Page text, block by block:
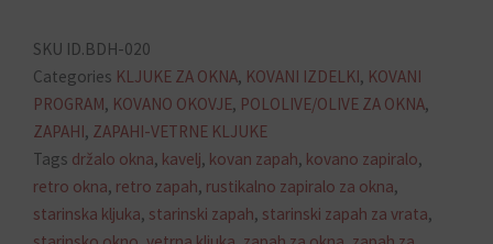
SKU ID.BDH-020
Categories KLJUKE ZA OKNA, KOVANI IZDELKI, KOVANI
PROGRAM, KOVANO OKOVJE, POLOLIVE/OLIVE ZA OKNA,
ZAPAHI, ZAPAHI-VETRNE KLJUKE
Tags držalo okna, kavelj, kovan zapah, kovano zapiralo,
retro okna, retro zapah, rustikalno zapiralo za okna,
starinska kljuka, starinski zapah, starinski zapah za vrata,